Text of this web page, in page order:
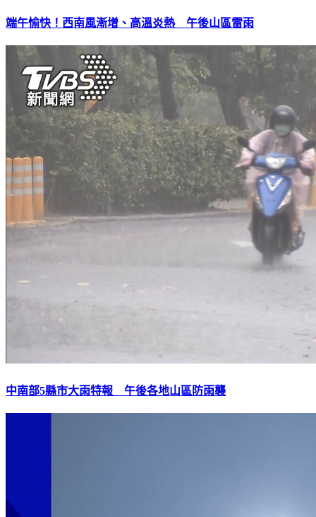
端午愉快！西南風漸增、高溫炎熱 午後山區雷雨
中南部5縣市大雨特報 午後各地山區防雨襲